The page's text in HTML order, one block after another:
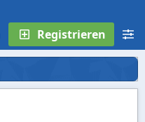
Registrieren